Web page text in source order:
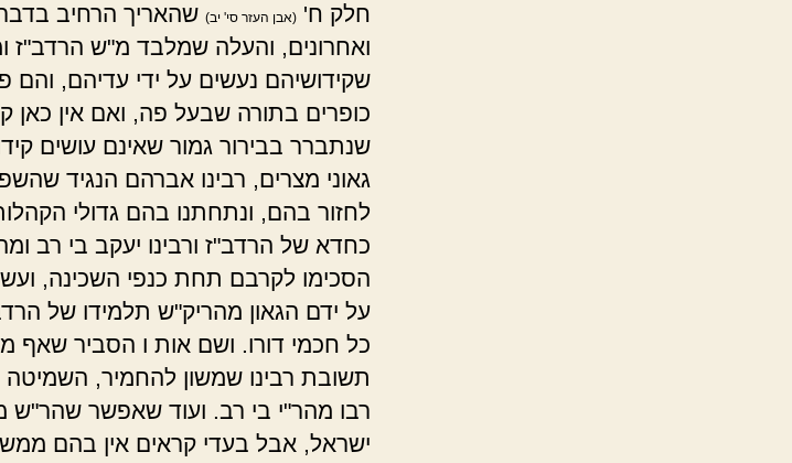
חלק ח' (אבן העזר סי' יב) שהאריך הרחיב
ואחרונים, והעלה שמלבד מ"ש הרדב"ז
שקידושיהם נעשים על ידי עדיהם, והם
כופרים בתורה שבעל פה, ואם אין כאן
שנתברר בבירור גמור שאינם עושים
גאוני מצרים, רבינו אברהם הנגיד
לחזור בהם, ונתחתנו בהם גדולי
כחדא של הרדב"ז ורבינו יעקב בי רב
הסכימו לקרבם תחת כנפי השכינה,
על ידם הגאון מהריק"ש תלמידו של
כל חכמי דורו. ושם אות ו הסביר שאף
תשובת רבינו שמשון להחמיר,
רבו מהר"י בי רב. ועוד שאפשר שהר"ש
ישראל, אבל בעדי קראים אין בהם